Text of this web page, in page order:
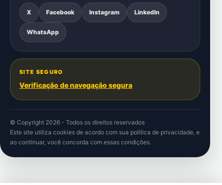
X Facebook Instagram LinkedIn
WhatsApp
SITE SEGURO
Verificação de navegação segura
© Copyright 2026 - Todos os direitos reservados
Este site utiliza cookies de acordo com sua política de privacidade, e
ao continuar, você concorda com essas condições.